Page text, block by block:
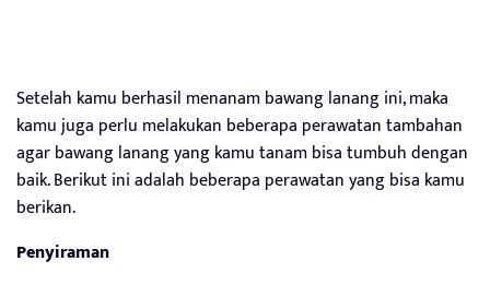
Setelah kamu berhasil menanam bawang lanang ini, maka
kamu juga perlu melakukan beberapa perawatan tambahan
agar bawang lanang yang kamu tanam bisa tumbuh dengan
baik. Berikut ini adalah beberapa perawatan yang bisa kamu
berikan.
Penyiraman